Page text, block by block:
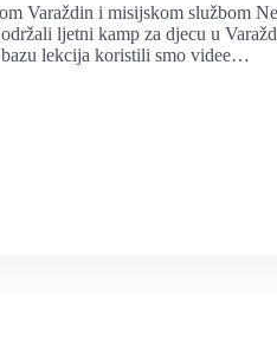
Varaždin i misijskom službom
ljetni kamp za djecu u
lekcija koristili smo videe…